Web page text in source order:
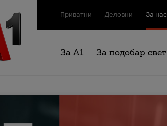
Приватни Деловни За нас
За А1 За подобар свет